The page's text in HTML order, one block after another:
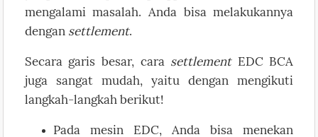
mengalami masalah. Anda bisa melakukannya
dengan settlement.
Secara garis besar, cara settlementEDC BCA
juga sangat mudah, yaitu dengan mengikuti
langkah-langkah berikut!
Pada mesin EDC, Anda bisa menekan